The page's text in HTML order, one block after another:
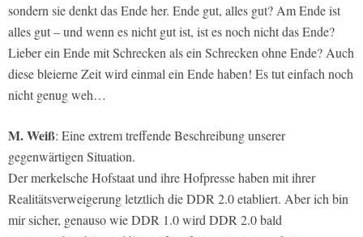
sondern sie denkt das Ende her. Ende gut, alles gut? Am Ende ist
alles gut – und wenn es nicht gut ist, ist es noch nicht das Ende?
Lieber ein Ende mit Schrecken als ein Schrecken ohne Ende? Auch
diese bleierne Zeit wird einmal ein Ende haben! Es tut einfach noch
nicht genug weh…
M. Weiß: Eine extrem treffende Beschreibung unserer
gegenwärtigen Situation.
Der merkelsche Hofstaat und ihre Hofpresse haben mit ihrer
Realitätsverweigerung letztlich die DDR 2.0 etabliert. Aber ich bin
mir sicher, genauso wie DDR 1.0 wird DDR 2.0 bald